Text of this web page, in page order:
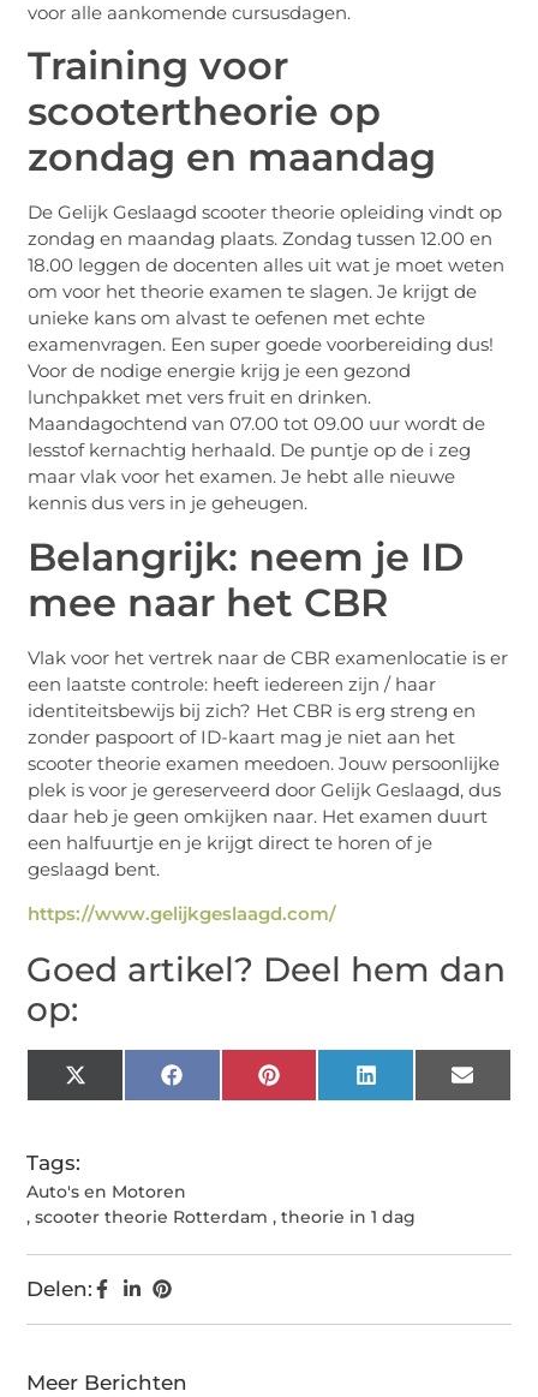
voor alle aankomende cursusdagen.
Training voor
scootertheorie op
zondag en maandag
De Gelijk Geslaagd scooter theorie opleiding vindt op
zondag en maandag plaats. Zondag tussen 12.00 en
18.00 leggen de docenten alles uit wat je moet weten
om voor het theorie examen te slagen. Je krijgt de
unieke kans om alvast te oefenen met echte
examenvragen. Een super goede voorbereiding dus!
Voor de nodige energie krijg je een gezond
lunchpakket met vers fruit en drinken.
Maandagochtend van 07.00 tot 09.00 uur wordt de
lesstof kernachtig herhaald. De puntje op de i zeg
maar vlak voor het examen. Je hebt alle nieuwe
kennis dus vers in je geheugen.
Belangrijk: neem je ID
mee naar het CBR
Vlak voor het vertrek naar de CBR examenlocatie is er
een laatste controle: heeft iedereen zijn / haar
identiteitsbewijs bij zich? Het CBR is erg streng en
zonder paspoort of ID-kaart mag je niet aan het
scooter theorie examen meedoen. Jouw persoonlijke
plek is voor je gereserveerd door Gelijk Geslaagd, dus
daar heb je geen omkijken naar. Het examen duurt
een halfuurtje en je krijgt direct te horen of je
geslaagd bent.
https://www.gelijkgeslaagd.com/
Goed artikel? Deel hem dan
op:
X
(Twitter)
FacebookPinterestLinkedIn Email
Tags:
Auto's en Motoren
,scooter theorie Rotterdam ,theorie in 1 dag
Delen:
Meer Berichten